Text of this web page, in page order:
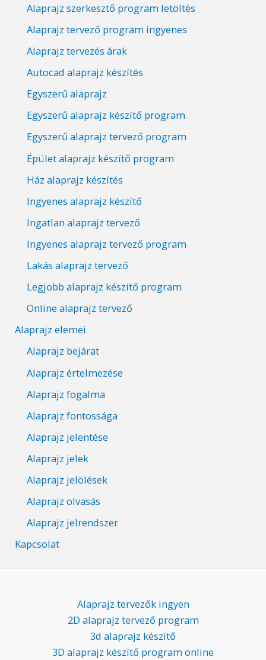
Alaprajz szerkesztő program letöltés
Alaprajz tervező program ingyenes
Alaprajz tervezés árak
Autocad alaprajz készítés
Egyszerű alaprajz
Egyszerű alaprajz készítő program
Egyszerű alaprajz tervező program
Épület alaprajz készítő program
Ház alaprajz készítés
Ingyenes alaprajz készítő
Ingatlan alaprajz tervező
Ingyenes alaprajz tervező program
Lakás alaprajz tervező
Legjobb alaprajz készítő program
Online alaprajz tervező
Alaprajz elemei
Alaprajz bejárat
Alaprajz értelmezése
Alaprajz fogalma
Alaprajz fontossága
Alaprajz jelentése
Alaprajz jelek
Alaprajz jelölések
Alaprajz olvasás
Alaprajz jelrendszer
Kapcsolat
Alaprajz tervezők ingyen
2D alaprajz tervező program
3d alaprajz készítő
3D alaprajz készítő program online